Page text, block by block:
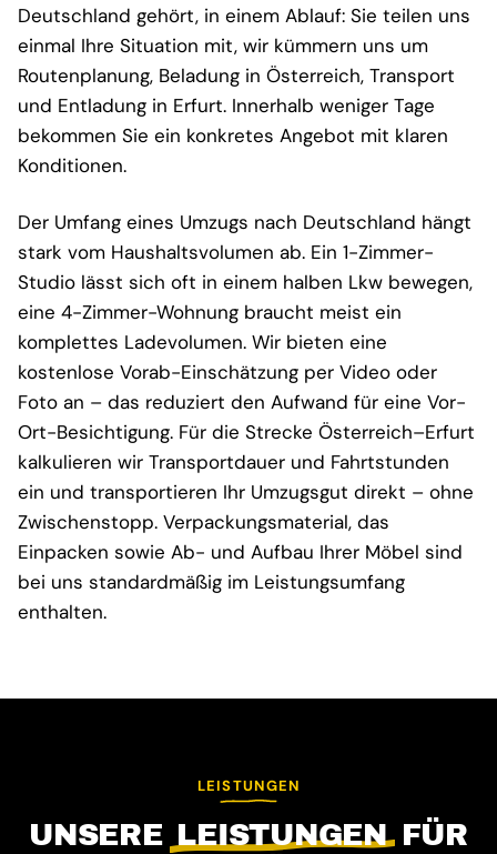
Deutschland gehört, in einem Ablauf: Sie teilen uns
einmal Ihre Situation mit, wir kümmern uns um
Routenplanung, Beladung in Österreich, Transport
und Entladung in Erfurt. Innerhalb weniger Tage
bekommen Sie ein konkretes Angebot mit klaren
Konditionen.
Der Umfang eines Umzugs nach Deutschland hängt
stark vom Haushaltsvolumen ab. Ein 1-Zimmer-
Studio lässt sich oft in einem halben Lkw bewegen,
eine 4-Zimmer-Wohnung braucht meist ein
komplettes Ladevolumen. Wir bieten eine
kostenlose Vorab-Einschätzung per Video oder
Foto an – das reduziert den Aufwand für eine Vor-
Ort-Besichtigung. Für die Strecke Österreich–Erfurt
kalkulieren wir Transportdauer und Fahrtstunden
ein und transportieren Ihr Umzugsgut direkt – ohne
Zwischenstopp. Verpackungsmaterial, das
Einpacken sowie Ab- und Aufbau Ihrer Möbel sind
bei uns standardmäßig im Leistungsumfang
enthalten.
LEISTUNGEN
UNSERE LEISTUNGENFÜR